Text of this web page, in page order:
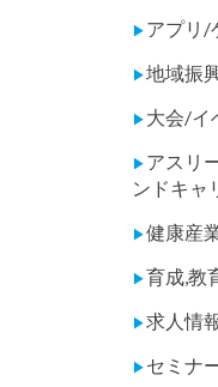
▶ アプリ/
▶地域振
▶ 大会/イ
▶ アスリ
ンドキャ
▶健康産
▶育成,教
▶求人情
▶ セミナ